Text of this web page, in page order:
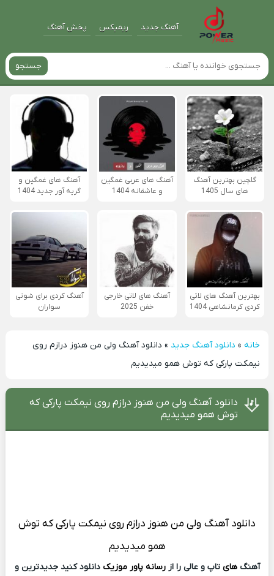
آهنگ جدید ریمیکس پخش آهنگ
جستجو
گلچین بهترین آهنگ
های سال 1405
آهنگ های عربی غمگین
و عاشقانه 1404
آهنگ های غمگین و
گریه آور جدید 1404
بهترین آهنگ های لاتی
کردی کرمانشاهی 1404
آهنگ های لاتی خارجی
خفن 2025
آهنگ کردی برای شوتی
سواران
خانه» دانلود آهنگ جدید » دانلود آهنگ ولی من هنوز درازم روی
نیمکت پارکی که توش همو میدیدیم
دانلود آهنگ ولی من هنوز درازم روی نیمکت پارکی که
توش همو میدیدیم
دانلود آهنگ ولی من هنوز درازم روی نیمکت پارکی که توش
همو میدیدیم
آهنگهای تاپ و عالی را ازرسانه پاور موزیک دانلود کنید جدیدترین و